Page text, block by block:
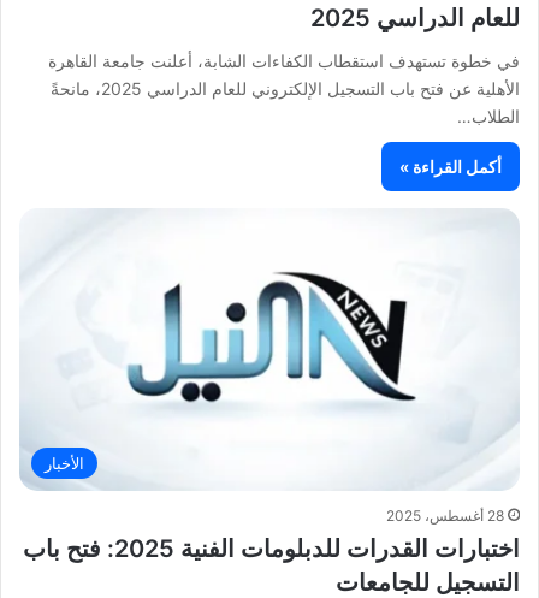
للعام الدراسي 2025
في خطوة تستهدف استقطاب الكفاءات الشابة، أعلنت جامعة القاهرة
الأهلية عن فتح باب التسجيل الإلكتروني للعام الدراسي 2025، مانحةً
الطلاب…
أكمل القراءة »
الأخبار
28 أغسطس، 2025
اختبارات القدرات للدبلومات الفنية 2025: فتح باب
التسجيل للجامعات